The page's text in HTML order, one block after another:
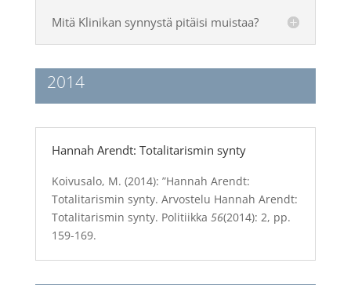
Mitä Klinikan synnystä pitäisi muistaa?
2014
Hannah Arendt: Totalitarismin synty
Koivusalo, M. (2014): ”Hannah Arendt:
Totalitarismin synty. Arvostelu Hannah Arendt:
Totalitarismin synty. Politiikka 56(2014): 2, pp.
159-169.